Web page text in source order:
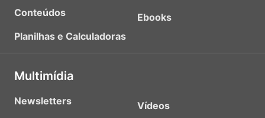
Conteúdos
Planilhas e Calculadoras
Ebooks
Multimídia
Newsletters
Vídeos